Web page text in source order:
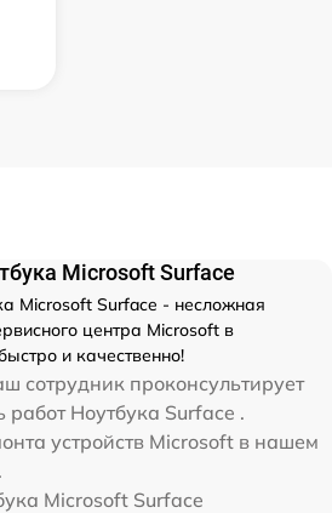
Microsoft Surface
Microsoft Surface - несложная
центра Microsoft в
и качественно!
сотрудник проконсультирует
работ Ноутбука Surface .
устройств Microsoft в нашем
Microsoft Surface